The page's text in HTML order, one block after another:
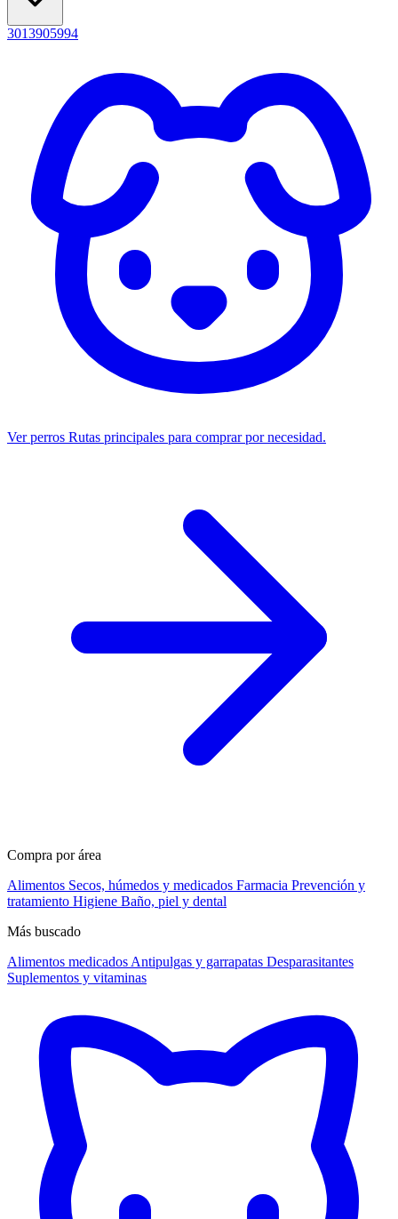
3013905994
Ver perros Rutas principales para comprar por necesidad.
Compra por área
Alimentos Secos, húmedos y medicados Farmacia Prevención y
tratamiento Higiene Baño, piel y dental
Más buscado
Alimentos medicados Antipulgas y garrapatas Desparasitantes
Suplementos y vitaminas